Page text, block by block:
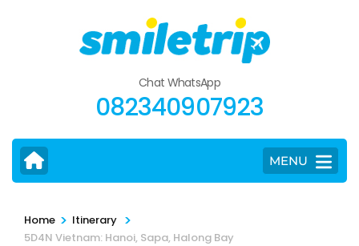
Chat WhatsApp
082340907923
MENU
Home > Itinerary >
5D4N Vietnam: Hanoi, Sapa, Halong Bay